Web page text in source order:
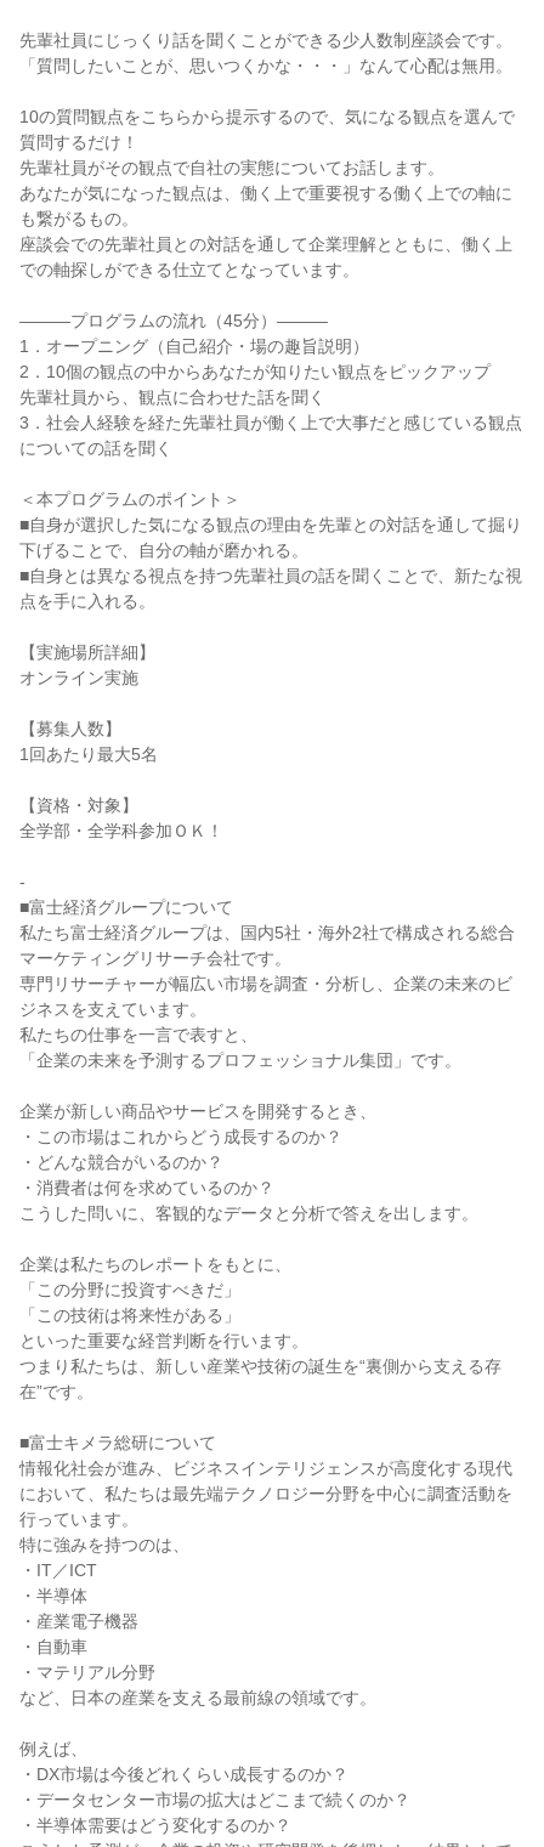
先輩社員にじっくり話を聞くことができる少人数制座談会です。
「質問したいことが、思いつくかな・・・」なんて心配は無用。
10の質問観点をこちらから提示するので、気になる観点を選んで
質問するだけ！
先輩社員がその観点で自社の実態についてお話します。
あなたが気になった観点は、働く上で重要視する働く上での軸に
も繋がるもの。
座談会での先輩社員との対話を通して企業理解とともに、働く上
での軸探しができる仕立てとなっています。
―――プログラムの流れ（45分）―――
1．オープニング（自己紹介・場の趣旨説明）
2．10個の観点の中からあなたが知りたい観点をピックアップ
先輩社員から、観点に合わせた話を聞く
3．社会人経験を経た先輩社員が働く上で大事だと感じている観点
についての話を聞く
＜本プログラムのポイント＞
■自身が選択した気になる観点の理由を先輩との対話を通して掘り
下げることで、自分の軸が磨かれる。
■自身とは異なる視点を持つ先輩社員の話を聞くことで、新たな視
点を手に入れる。
【実施場所詳細】
オンライン実施
【募集人数】
1回あたり最大5名
【資格・対象】
全学部・全学科参加ＯＫ！
-
■富士経済グループについて
私たち富士経済グループは、国内5社・海外2社で構成される総合
マーケティングリサーチ会社です。
専門リサーチャーが幅広い市場を調査・分析し、企業の未来のビ
ジネスを支えています。
私たちの仕事を一言で表すと、
「企業の未来を予測するプロフェッショナル集団」です。
企業が新しい商品やサービスを開発するとき、
・この市場はこれからどう成長するのか？
・どんな競合がいるのか？
・消費者は何を求めているのか？
こうした問いに、客観的なデータと分析で答えを出します。
企業は私たちのレポートをもとに、
「この分野に投資すべきだ」
「この技術は将来性がある」
といった重要な経営判断を行います。
つまり私たちは、新しい産業や技術の誕生を“裏側から支える存
在”です。
■富士キメラ総研について
情報化社会が進み、ビジネスインテリジェンスが高度化する現代
において、私たちは最先端テクノロジー分野を中心に調査活動を
行っています。
特に強みを持つのは、
・IT／ICT
・半導体
・産業電子機器
・自動車
・マテリアル分野
など、日本の産業を支える最前線の領域です。
例えば、
・DX市場は今後どれくらい成長するのか？
・データセンター市場の拡大はどこまで続くのか？
・半導体需要はどう変化するのか？